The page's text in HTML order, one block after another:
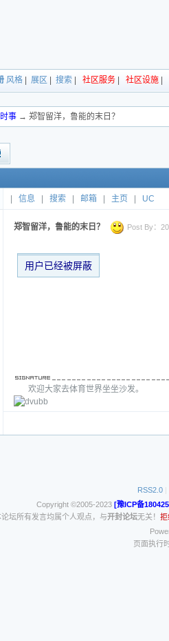
风格 展区 搜索 社区服务 社区设施
事 → 郑智留洋，鲁能的末日？
信息 搜索 邮箱 主页 UC
郑智留洋，鲁能的末日？ Post By：
用户已经被屏蔽
欢迎大家去体育世界坐坐沙发。
RSS2.0 |
Copyright ©2005-2023 [豫ICP备
论坛所有发言均属个人观点，与开封论坛无关！ 拒
页面执行